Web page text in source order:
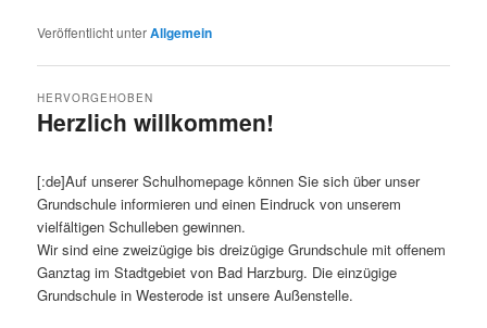
Veröffentlicht unterAllgemein
Herzlich willkommen!
HERVORGEHOBEN
[:de]Auf unserer Schulhomepage können Sie sich über unser
Grundschule informieren und einen Eindruck von unserem
vielfältigen Schulleben gewinnen.
Wir sind eine zweizügige bis dreizügige Grundschule mit offenem
Ganztag im Stadtgebiet von Bad Harzburg. Die einzügige
Grundschule in Westerode ist unsere Außenstelle.